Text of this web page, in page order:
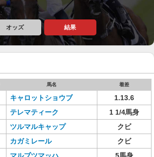
オッズ 結果
馬名 着差
キャロットショウブ
1.13.6
テレマティーク
1 1/4馬身
ツルマルキャップ
クビ
カガミレール
クビ